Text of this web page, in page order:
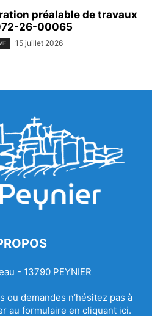
préalable de travaux
26-00065
15 juillet 2026
- 13790 PEYNIER
ou demandes n’hésitez pas à
au formulaire en cliquant ici.